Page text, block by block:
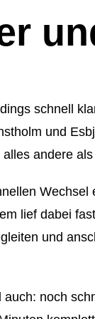
schnell
und
andere
lief dabei
und
auch: noch